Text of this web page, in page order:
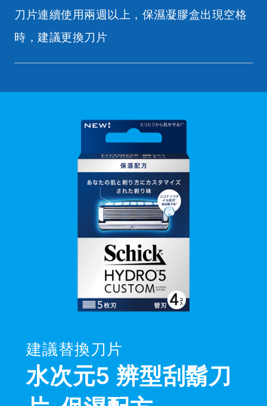
刀片連續使用兩週以上，保濕凝膠盒出現空格
時，建議更換刀片
建議替換刀片
水次元5 辨型刮鬍刀